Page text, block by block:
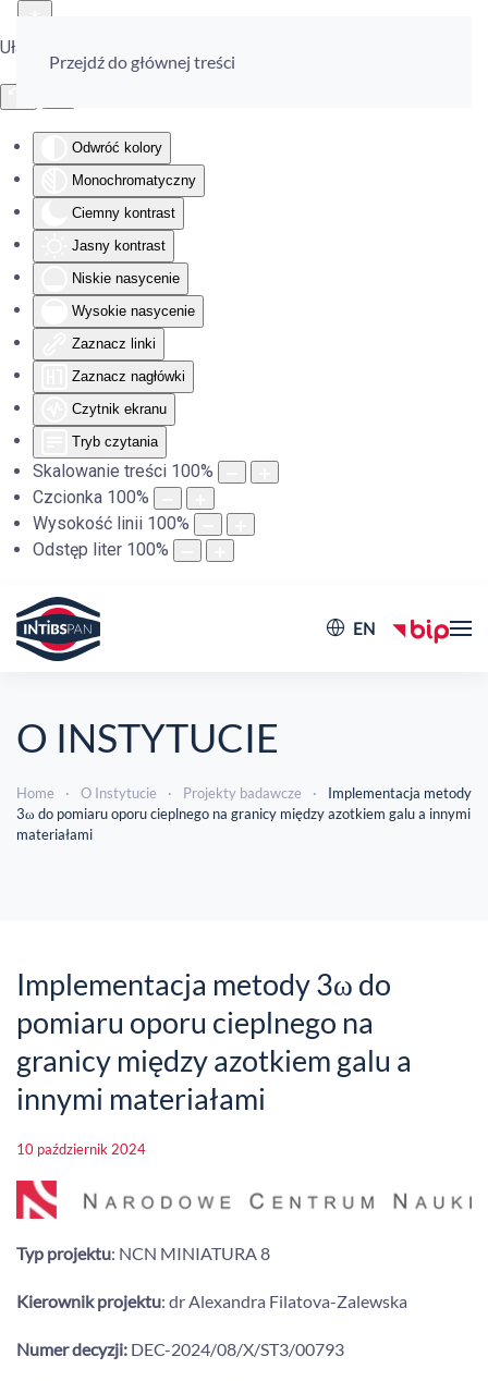
Ułatwienia dostępu
Odwróć kolory
Monochromatyczny
Ciemny kontrast
Jasny kontrast
Niskie nasycenie
Wysokie nasycenie
Zaznacz linki
Zaznacz nagłówki
Czytnik ekranu
Tryb czytania
Skalowanie treści 100%
Czcionka 100%
Wysokość linii 100%
Odstęp liter 100%
Przejdź do głównej treści
EN
O INSTYTUCIE
Home O Instytucie Projekty badawcze
Implementacja metody
3ω do pomiaru oporu cieplnego na granicy między azotkiem galu a innymi
materiałami
Implementacja metody 3ω do
pomiaru oporu cieplnego na
granicy między azotkiem galu a
innymi materiałami
10 październik 2024
Typ projektu: NCN MINIATURA 8
Kierownik projektu: dr Alexandra Filatova-Zalewska
Numer decyzji: DEC-2024/08/X/ST3/00793